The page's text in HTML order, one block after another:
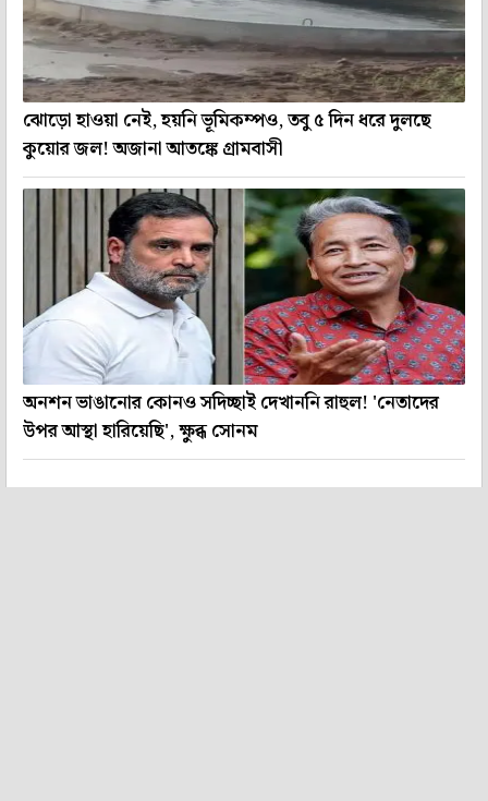
ঝোড়ো হাওয়া নেই, হয়নি ভূমিকম্পও, তবু ৫ দিন ধরে দুলছে
কুয়োর জল! অজানা আতঙ্কে গ্রামবাসী
অনশন ভাঙানোর কোনও সদিচ্ছাই দেখাননি রাহুল! 'নেতাদের
উপর আস্থা হারিয়েছি', ক্ষুব্ধ সোনম